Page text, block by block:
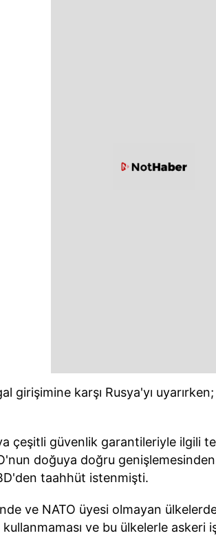
girişimine karşı Rusya'yı
çeşitli güvenlik garantileriyle ilgili
doğuya doğru
taahhüt istenmişti.
ve NATO üyesi olmayan
kullanmaması ve bu ülkelerle